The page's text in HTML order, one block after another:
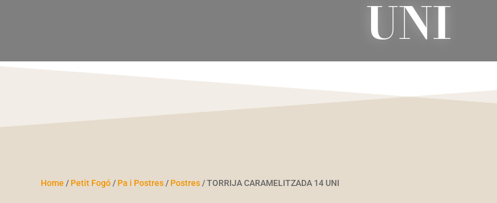
UNI
Home / Petit Fogó / Pa i Postres / Postres / TORRIJA CARAMELITZADA 14 UNI